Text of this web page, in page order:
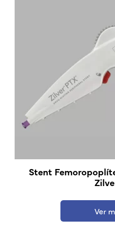
Stent
Ver